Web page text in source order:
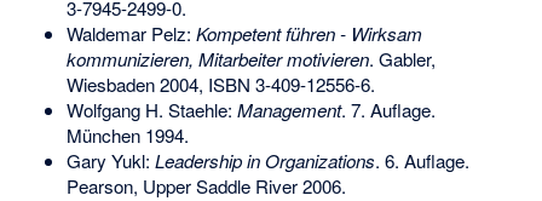
3-7945-2499-0.
Waldemar Pelz: Kompetent führen - Wirksam
kommunizieren, Mitarbeiter motivieren. Gabler,
Wiesbaden 2004, ISBN 3-409-12556-6.
Wolfgang H. Staehle: Management. 7. Auflage.
München 1994.
Gary Yukl: Leadership in Organizations. 6. Auflage.
Pearson, Upper Saddle River 2006.